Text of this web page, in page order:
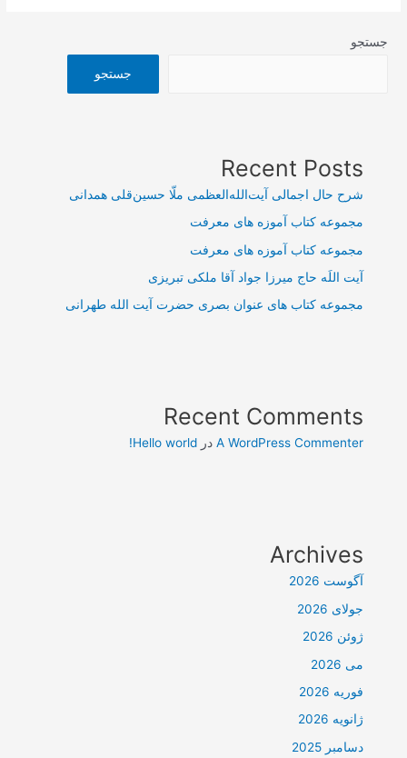
جستجو
جستجو
Recent Posts
شرح حال اجمالی آیت‌الله‌العظمی ملّا حسین‌قلی همدانی
مجموعه کتاب آموزه های معرفت
مجموعه کتاب آموزه های معرفت
آیت اللَه حاج میرزا جواد آقا ملکی تبریزی
مجموعه کتاب های عنوان بصری حضرت آیت الله طهرانی
Recent Comments
A WordPress Commenter درHello world!
Archives
آگوست 2026
جولای 2026
ژوئن 2026
می 2026
فوریه 2026
ژانویه 2026
دسامبر 2025